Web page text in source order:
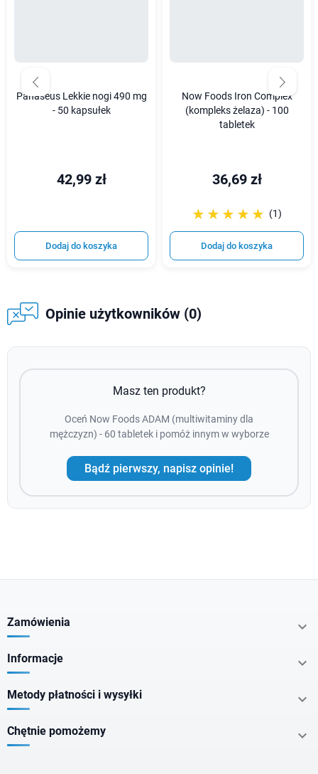
Panaseus Lekkie nogi 490 mg
- 50 kapsułek
42,99 zł
Dodaj do koszyka
Now Foods Iron Complex
(kompleks żelaza) - 100
tabletek
36,69 zł
☆☆☆☆☆
★★★★★ (1)
Dodaj do koszyka
Opinie użytkowników (0)
Masz ten produkt?
Oceń Now Foods ADAM (multiwitaminy dla
mężczyzn) - 60 tabletek i pomóż innym w wyborze
Bądź pierwszy, napisz opinie!
Zamówienia 
Informacje 
Metody płatności i wysyłki 
Chętnie pomożemy 